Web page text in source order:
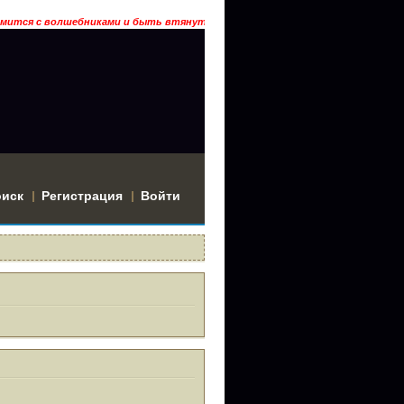
и быть втянутым в историю? Тогда заходи… ГРААЛЬ
Регистрация Войти